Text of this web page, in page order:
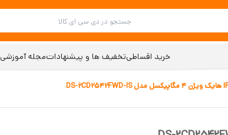
خرید اقساطیتخفیف ها و پیشنهاداتمجله آموزشی